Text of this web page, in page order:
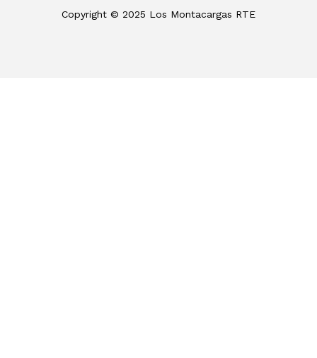
Copyright © 2025 Los Montacargas RTE